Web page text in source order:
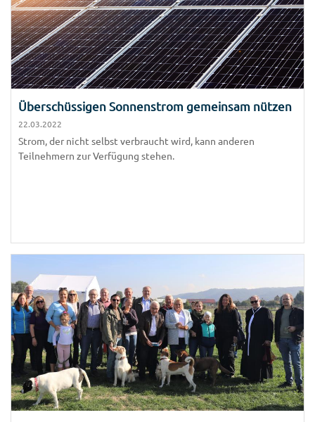
Überschüssigen Sonnenstrom gemeinsam nützen
Strom, der nicht selbst verbraucht wird, kann anderen
Teilnehmern zur Verfügung stehen.
22.03.2022